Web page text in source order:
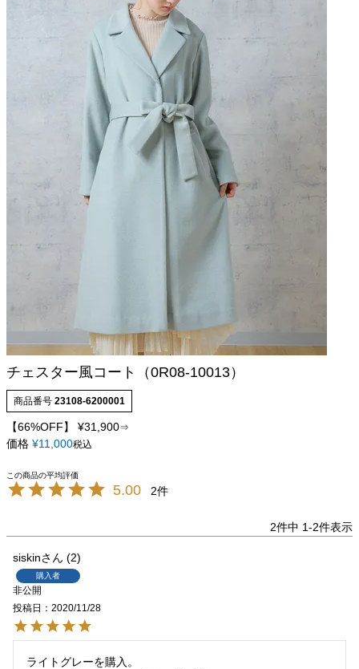
チェスター風コート（0R08-10013）
商品番号 23108-6200001
【66%OFF】 ¥31,900⇒
価格 ¥11,000税込
5.00 2
2件中 1-2件表示
siskin 2
購入者
非公開
投稿日
2020/11/28
ライトグレーを購入。